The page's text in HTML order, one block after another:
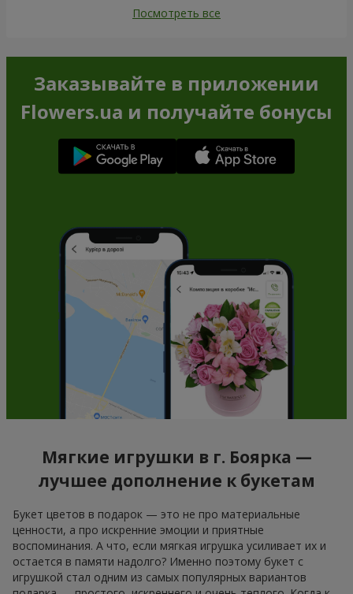
Посмотреть все
Заказывайте в приложении
Flowers.ua и получайте бонусы
Мягкие игрушки в г. Боярка —
лучшее дополнение к букетам
Букет цветов в подарок — это не про материальные
ценности, а про искренние эмоции и приятные
воспоминания. А что, если мягкая игрушка усиливает их и
остается в памяти надолго? Именно поэтому букет с
игрушкой стал одним из самых популярных вариантов